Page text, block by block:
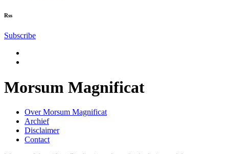
Rss
Subscribe
Morsum Magnificat
Over Morsum Magnificat
Archief
Disclaimer
Contact